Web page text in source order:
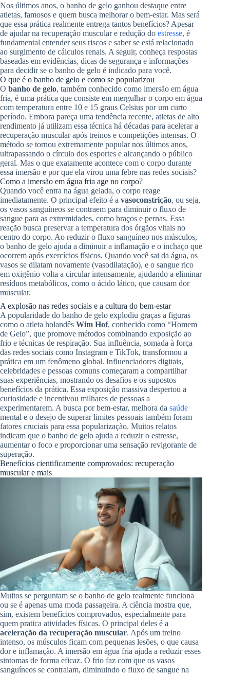
Nos últimos anos, o banho de gelo ganhou destaque entre
atletas, famosos e quem busca melhorar o bem-estar. Mas será
que essa prática realmente entrega tantos benefícios? Apesar
de ajudar na recuperação muscular e redução do estresse, é
fundamental entender seus riscos e saber se está relacionado
ao surgimento de cálculos renais. A seguir, conheça respostas
baseadas em evidências, dicas de segurança e informações
para decidir se o banho de gelo é indicado para você.
O que é o banho de gelo e como se popularizou
O banho de gelo, também conhecido como imersão em água
fria, é uma prática que consiste em mergulhar o corpo em água
com temperatura entre 10 e 15 graus Celsius por um curto
período. Embora pareça uma tendência recente, atletas de alto
rendimento já utilizam essa técnica há décadas para acelerar a
recuperação muscular após treinos e competições intensas. O
método se tornou extremamente popular nos últimos anos,
ultrapassando o círculo dos esportes e alcançando o público
geral. Mas o que exatamente acontece com o corpo durante
essa imersão e por que ela virou uma febre nas redes sociais?
Como a imersão em água fria age no corpo?
Quando você entra na água gelada, o corpo reage
imediatamente. O principal efeito é a vasoconstrição, ou seja,
os vasos sanguíneos se contraem para diminuir o fluxo de
sangue para as extremidades, como braços e pernas. Essa
reação busca preservar a temperatura dos órgãos vitais no
centro do corpo. Ao reduzir o fluxo sanguíneo nos músculos,
o banho de gelo ajuda a diminuir a inflamação e o inchaço que
ocorrem após exercícios físicos. Quando você sai da água, os
vasos se dilatam novamente (vasodilatação), e o sangue rico
em oxigênio volta a circular intensamente, ajudando a eliminar
resíduos metabólicos, como o ácido lático, que causam dor
muscular.
A explosão nas redes sociais e a cultura do bem-estar
A popularidade do banho de gelo explodiu graças a figuras
como o atleta holandês Wim Hof, conhecido como “Homem
de Gelo”, que promove métodos combinando exposição ao
frio e técnicas de respiração. Sua influência, somada à força
das redes sociais como Instagram e TikTok, transformou a
prática em um fenômeno global. Influenciadores digitais,
celebridades e pessoas comuns começaram a compartilhar
suas experiências, mostrando os desafios e os supostos
benefícios da prática. Essa exposição massiva despertou a
curiosidade e incentivou milhares de pessoas a
experimentarem. A busca por bem-estar, melhora da saúde
mental e o desejo de superar limites pessoais também foram
fatores cruciais para essa popularização. Muitos relatos
indicam que o banho de gelo ajuda a reduzir o estresse,
aumentar o foco e proporcionar uma sensação revigorante de
superação.
Benefícios cientificamente comprovados: recuperação
muscular e mais
Muitos se perguntam se o banho de gelo realmente funciona
ou se é apenas uma moda passageira. A ciência mostra que,
sim, existem benefícios comprovados, especialmente para
quem pratica atividades físicas. O principal deles é a
aceleração da recuperação muscular. Após um treino
intenso, os músculos ficam com pequenas lesões, o que causa
dor e inflamação. A imersão em água fria ajuda a reduzir esses
sintomas de forma eficaz. O frio faz com que os vasos
sanguíneos se contraiam, diminuindo o fluxo de sangue na